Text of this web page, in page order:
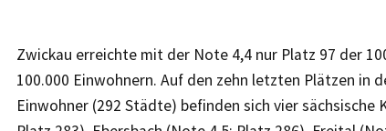
Zwickau erreichte mit der Note 4,4 nur Platz 97 der
100.000 Einwohnern. Auf den zehn letzten Plätzen in
Einwohner (292 Städte) befinden sich vier sächsische